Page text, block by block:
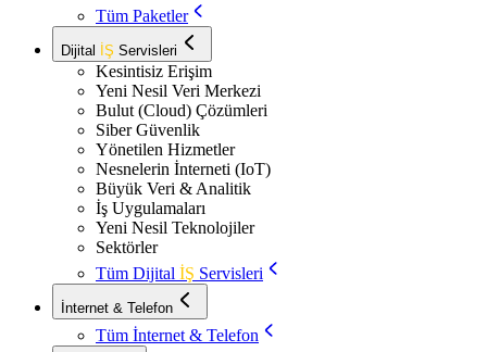
Tüm Paketler
Dijital İŞ Servisleri
Kesintisiz Erişim
Yeni Nesil Veri Merkezi
Bulut (Cloud) Çözümleri
Siber Güvenlik
Yönetilen Hizmetler
Nesnelerin İnterneti (IoT)
Büyük Veri & Analitik
İş Uygulamaları
Yeni Nesil Teknolojiler
Sektörler
Tüm Dijital İŞ Servisleri
İnternet & Telefon
Tüm İnternet & Telefon